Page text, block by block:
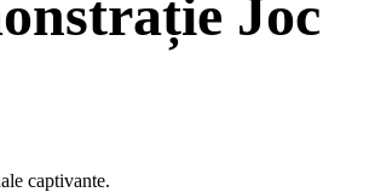
Joc
captivante.